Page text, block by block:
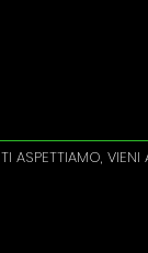
TI ASPETTIAMO, VIENI